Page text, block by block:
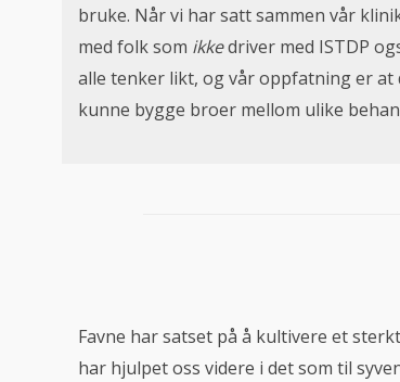
bruke. Når vi har satt sammen vår
med folk som ikkedriver med ISTDP
alle tenker likt, og vår oppfatning er at
kunne bygge broer mellom ulike
Favne har satset på å kultivere et
har hjulpet oss videre i det som til